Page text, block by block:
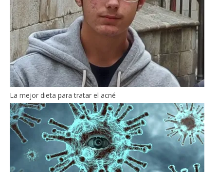
La mejor dieta para tratar el acné